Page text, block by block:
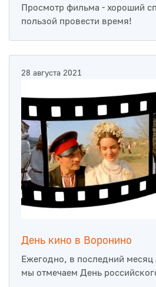
Просмотр фильма - хороший
пользой провести время!
28 августа 2021
День кино в Воронино
Ежегодно, в последний месяц
мы отмечаем День